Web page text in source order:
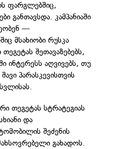
ფარგლებშიც,
განთავსდა. კამპანიაში
—
მსახიობი რუსკა
შეთავაზებებს,
ინტერესს აღვივებს, თუ
პარასკევისთვის
თეგეტას სტრატეგიას
და
შეძენის
გახადოს.